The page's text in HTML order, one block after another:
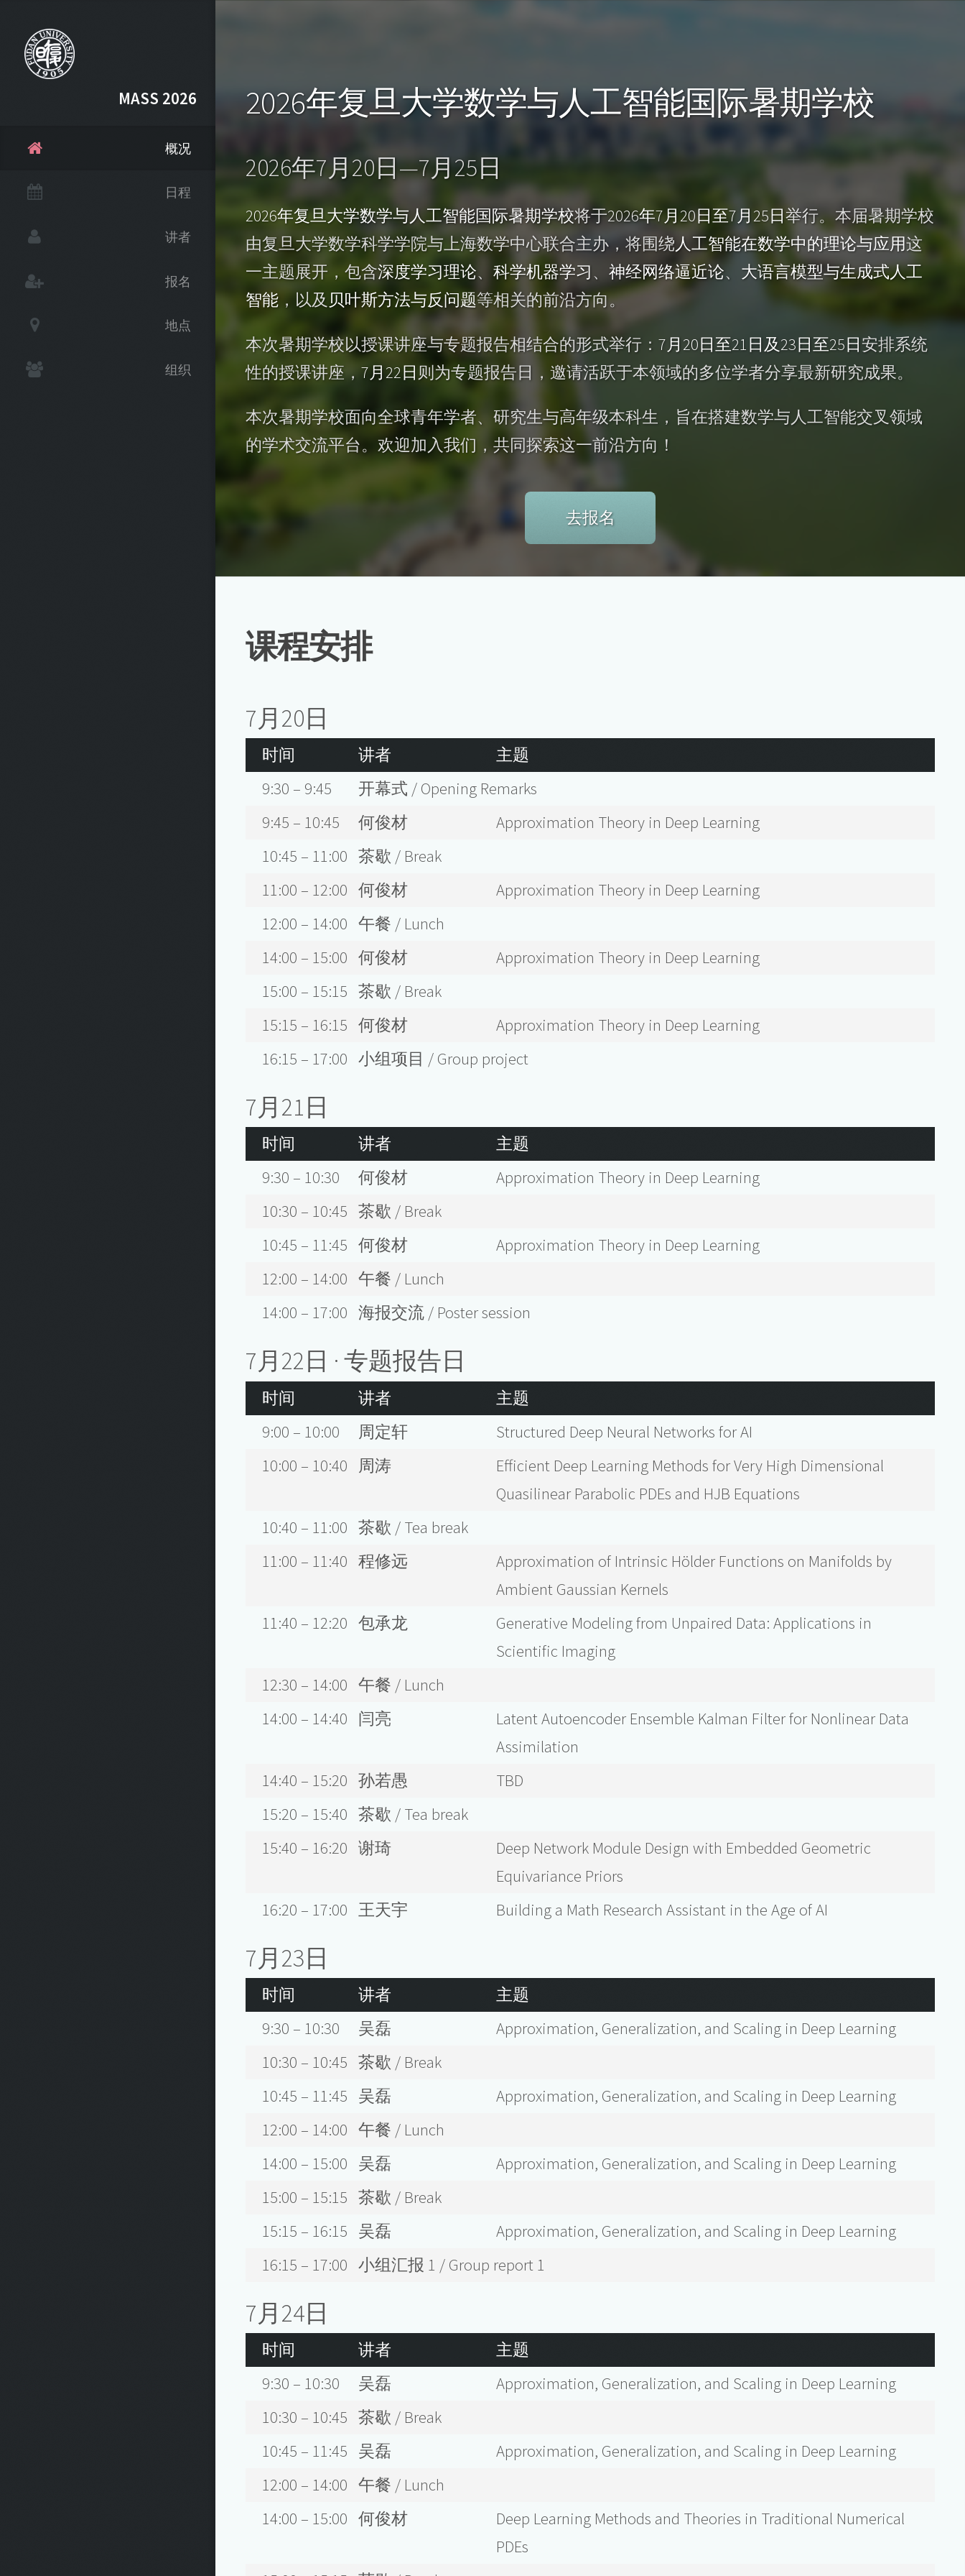
MASS 2026
概况
日程
讲者
报名
地点
组织
2026年复旦大学数学与人工智能国际暑期学校
2026年7月20日—7月25日
2026年复旦大学数学与人工智能国际暑期学校将于2026年7月20日至7月25日举行。本届暑期学校
由复旦大学数学科学学院与上海数学中心联合主办，将围绕人工智能在数学中的理论与应用这
一主题展开，包含深度学习理论、 科学机器学习、 神经网络逼近论、 大语言模型与生成式人工
智能 ，以及 贝叶斯方法与反问题等相关的前沿方向。
本次暑期学校以授课讲座与专题报告相结合的形式举行： 7月20日至21日及23日至25日安排系统
性的授课讲座， 7月22日 则为专题报告日，邀请活跃于本领域的多位学者分享最新研究成果。
本次暑期学校面向全球青年学者、研究生与高年级本科生，旨在搭建数学与人工智能交叉领域
的学术交流平台。欢迎加入我们，共同探索这一前沿方向！
去报名
课程安排
7月20日
时间 讲者
主题
9:30 – 9:45
开幕式 / Opening Remarks
9:45 – 10:45
何俊材
Approximation Theory in Deep Learning
10:45 – 11:00 茶歇 / Break
11:00 – 12:00 何俊材
Approximation Theory in Deep Learning
12:00 – 14:00 午餐 / Lunch
14:00 – 15:00 何俊材
Approximation Theory in Deep Learning
15:00 – 15:15 茶歇 / Break
15:15 – 16:15 何俊材
Approximation Theory in Deep Learning
16:15 – 17:00 小组项目 / Group project
7月21日
时间 讲者
主题
9:30 – 10:30
何俊材
Approximation Theory in Deep Learning
10:30 – 10:45 茶歇 / Break
10:45 – 11:45 何俊材
Approximation Theory in Deep Learning
12:00 – 14:00 午餐 / Lunch
14:00 – 17:00 海报交流 / Poster session
7月22日 · 专题报告日
时间 讲者
主题
9:00 – 10:00
周定轩
Structured Deep Neural Networks for AI
10:00 – 10:40
周涛
Efficient Deep Learning Methods for Very High Dimensional
Quasilinear Parabolic PDEs and HJB Equations
10:40 – 11:00 茶歇 / Tea break
11:00 – 11:40 程修远
Approximation of Intrinsic Hölder Functions on Manifolds by
Ambient Gaussian Kernels
11:40 – 12:20 包承龙
Generative Modeling from Unpaired Data: Applications in
Scientific Imaging
12:30 – 14:00 午餐 / Lunch
14:00 – 14:40
闫亮
Latent Autoencoder Ensemble Kalman Filter for Nonlinear Data
Assimilation
14:40 – 15:20 孙若愚
TBD
15:20 – 15:40 茶歇 / Tea break
15:40 – 16:20 谢琦
Deep Network Module Design with Embedded Geometric
Equivariance Priors
16:20 – 17:00
王天宇 Building a Math Research Assistant in the Age of AI
7月23日
时间 讲者
主题
9:30 – 10:30
吴磊
Approximation, Generalization, and Scaling in Deep Learning
10:30 – 10:45 茶歇 / Break
10:45 – 11:45
吴磊
Approximation, Generalization, and Scaling in Deep Learning
12:00 – 14:00 午餐 / Lunch
14:00 – 15:00
吴磊
Approximation, Generalization, and Scaling in Deep Learning
15:00 – 15:15 茶歇 / Break
15:15 – 16:15
吴磊
Approximation, Generalization, and Scaling in Deep Learning
16:15 – 17:00 小组汇报 1 / Group report 1
7月24日
时间 讲者
主题
9:30 – 10:30
吴磊
Approximation, Generalization, and Scaling in Deep Learning
10:30 – 10:45 茶歇 / Break
10:45 – 11:45
吴磊
Approximation, Generalization, and Scaling in Deep Learning
12:00 – 14:00 午餐 / Lunch
14:00 – 15:00 何俊材
Deep Learning Methods and Theories in Traditional Numerical
PDEs